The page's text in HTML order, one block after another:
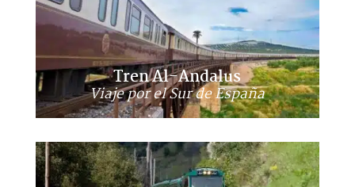
Tren Al-Andalus
Viaje por el Sur de España